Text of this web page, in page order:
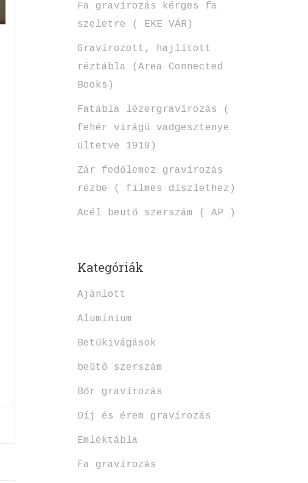
Fa gravírozás kérges fa
szeletre ( EKE VÁR)
Gravírozott, hajlított
réztábla (Area Connected
Books)
Fatábla lézergravírozás (
fehér virágú vadgesztenye
ültetve 1919)
Zár fedőlemez gravírozás
rézbe ( filmes díszlethez)
Acél beütő szerszám ( AP )
Kategóriák
Ajánlott
Alumínium
Betűkivágások
beütő szerszám
Bőr gravírozás
Díj és érem gravírozás
Emléktábla
Fa gravírozás